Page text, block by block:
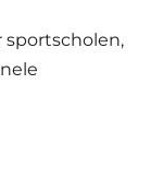
sportscholen,